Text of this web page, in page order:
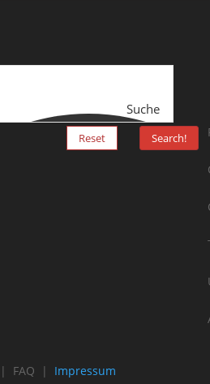
Suche
Reset Search!
| FAQ | Impressum